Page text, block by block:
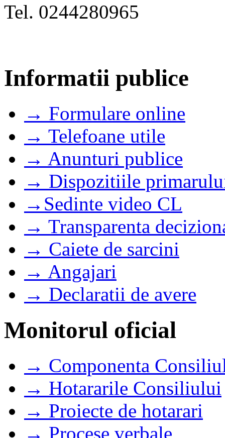
Tel. 0244280965
Informatii publice
→ Formulare online
→ Telefoane utile
→ Anunturi publice
→ Dispozitiile
→Sedinte video CL
→ Transparenta
→ Caiete de sarcini
→ Angajari
→ Declaratii de avere
Monitorul oficial
→ Componenta
→ Hotararile Consiliului
→ Proiecte de hotarari
→ Procese verbale